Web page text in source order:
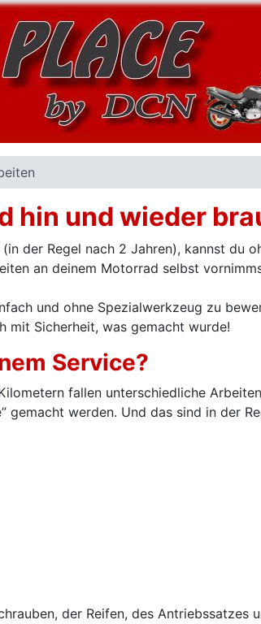
hin und wieder
der Regel nach 2 Jahren), kannst du
an deinem Motorrad selbst
und ohne Spezialwerkzeug zu
mit Sicherheit, was gemacht wurde!
Service?
fallen unterschiedliche
gemacht werden. Und das sind in der
der Reifen, des Antriebssatzes